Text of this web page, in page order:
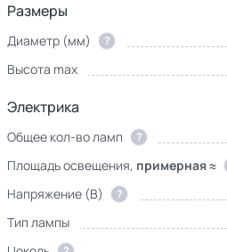
Размеры
Диаметр (мм) ?
Высота max
Электрика
Общее кол-во ламп ?
Площадь освещения, примерная ≈
Напряжение (В)
?
Тип лампы